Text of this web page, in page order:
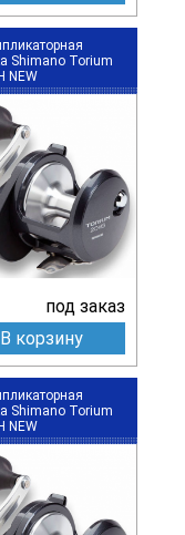
Shimano Torium
NEW
под заказ
В корзину
Shimano Torium
NEW